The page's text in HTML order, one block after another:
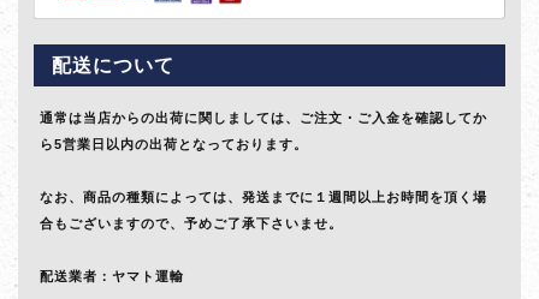
配送について
通常は当店からの出荷に関しましては、ご注文・ご入金を確認してか
ら5営業日以内の出荷となっております。
なお、商品の種類によっては、発送までに１週間以上お時間を頂く場
合もございますので、予めご了承下さいませ。
配送業者：ヤマト運輸